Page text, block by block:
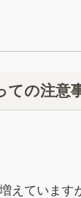
ての注意
えています